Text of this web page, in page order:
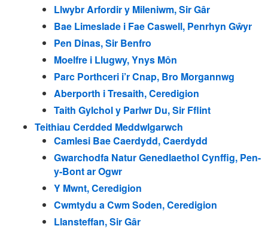
Llwybr Arfordir y Mileniwm, Sir Gâr
Bae Limeslade i Fae Caswell, Penrhyn Gŵyr
Pen Dinas, Sir Benfro
Moelfre i Llugwy, Ynys Môn
Parc Porthceri i’r Cnap, Bro Morgannwg
Aberporth i Tresaith, Ceredigion
Taith Gylchol y Parlwr Du, Sir Fflint
Teithiau Cerdded Meddwlgarwch
Camlesi Bae Caerdydd, Caerdydd
Gwarchodfa Natur Genedlaethol Cynffig, Pen-
y-Bont ar Ogwr
Y Mwnt, Ceredigion
Cwmtydu a Cwm Soden, Ceredigion
Llansteffan, Sir Gâr